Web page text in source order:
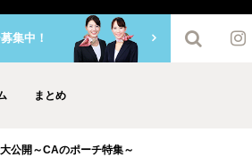
まとめ
集中！
公開～CAのポーチ特集～